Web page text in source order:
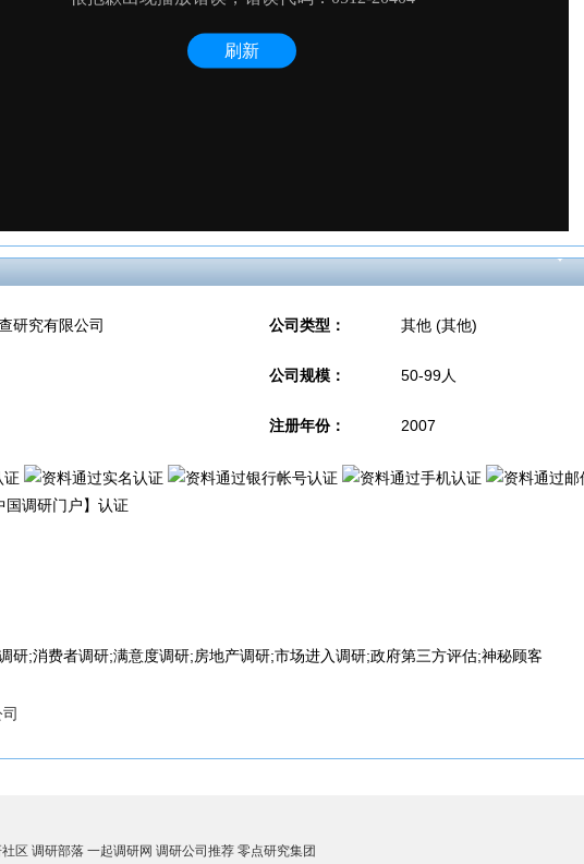
研究有限公司 公司类型： 其他 (其他)
公司规模： 50-99人
注册年份： 2007
国调研门户】认证
研;消费者调研;满意度调研;房地产调研;市场进入调研;政府第三方评估;神秘顾客
区 调研部落 一起调研网 调研公司推荐 零点研究集团